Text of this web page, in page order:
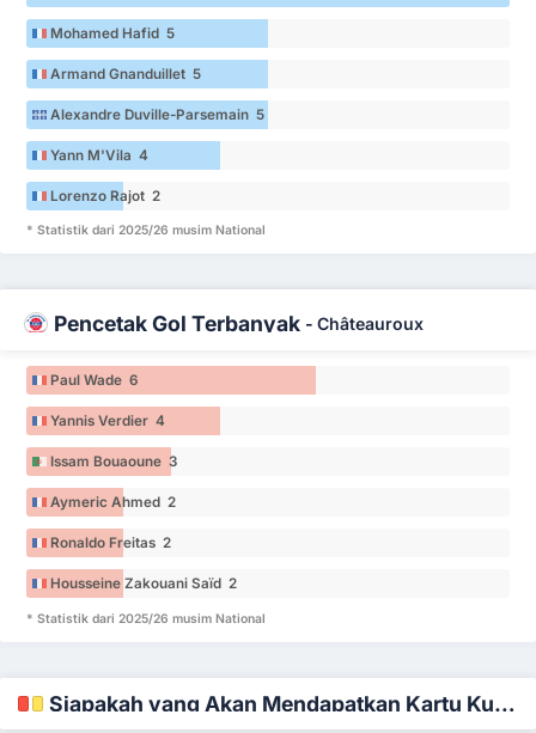
Mohamed Hafid 5
Armand Gnanduillet 5
Alexandre Duville-Parsemain 5
Yann M'Vila 4
Lorenzo Rajot 2
* Statistik dari 2025/26 musim National
Pencetak Gol Terbanyak - Châteauroux
Paul Wade 6
Yannis Verdier 4
Issam Bouaoune 3
Aymeric Ahmed 2
Ronaldo Freitas 2
Housseine Zakouani Saïd 2
* Statistik dari 2025/26 musim National
Siapakah yang Akan Mendapatkan Kartu Kuning dan Merah